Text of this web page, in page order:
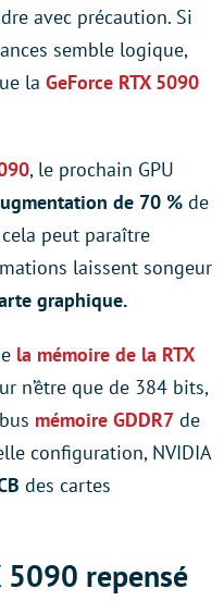
avec précaution. Si
semble logique,
la GeForce RTX 5090
, le prochain GPU
de 70 % de
peut paraître
laissent songeur
graphique.
la mémoire de la RTX
n’être que de 384 bits,
mémoire GDDR7 de
configuration, NVIDIA
des cartes
5090 repensé